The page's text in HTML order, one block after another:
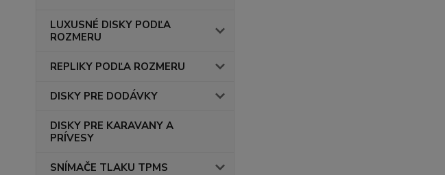
LUXUSNÉ DISKY PODĽA
ROZMERU
REPLIKY PODĽA ROZMERU
DISKY PRE DODÁVKY
DISKY PRE KARAVANY A
PRÍVESY
SNÍMAČE TLAKU TPMS